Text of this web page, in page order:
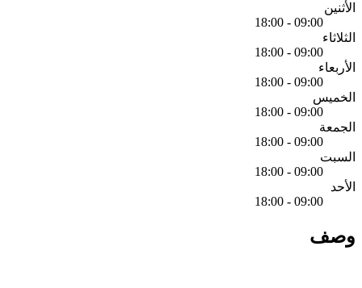
الأثنين
09:00 - 18:00
الثلاثاء
09:00 - 18:00
الأربعاء
09:00 - 18:00
الخميس
09:00 - 18:00
الجمعة
09:00 - 18:00
السبت
09:00 - 18:00
الأحد
09:00 - 18:00
وصف